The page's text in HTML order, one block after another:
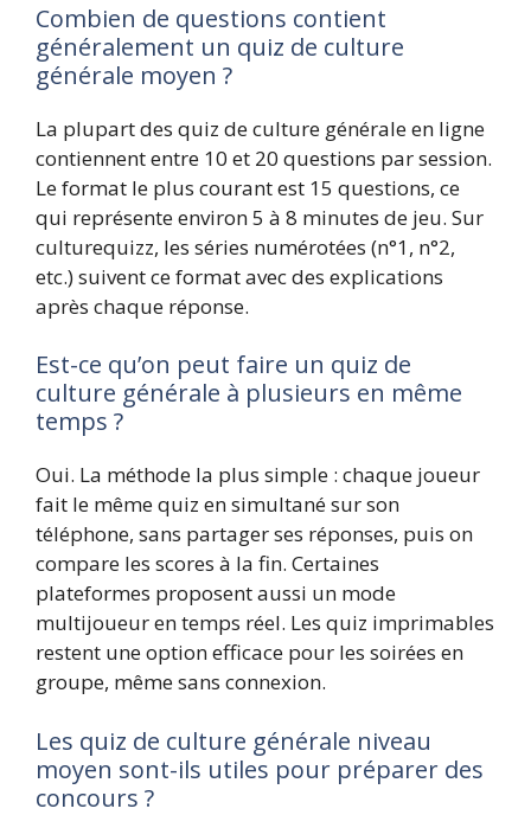
Combien de questions contient
généralement un quiz de culture
générale moyen ?
La plupart des quiz de culture générale en ligne
contiennent entre 10 et 20 questions par session.
Le format le plus courant est 15 questions, ce
qui représente environ 5 à 8 minutes de jeu. Sur
culturequizz, les séries numérotées (n°1, n°2,
etc.) suivent ce format avec des explications
après chaque réponse.
Est-ce qu’on peut faire un quiz de
culture générale à plusieurs en même
temps ?
Oui. La méthode la plus simple : chaque joueur
fait le même quiz en simultané sur son
téléphone, sans partager ses réponses, puis on
compare les scores à la fin. Certaines
plateformes proposent aussi un mode
multijoueur en temps réel. Les quiz imprimables
restent une option efficace pour les soirées en
groupe, même sans connexion.
Les quiz de culture générale niveau
moyen sont-ils utiles pour préparer des
concours ?